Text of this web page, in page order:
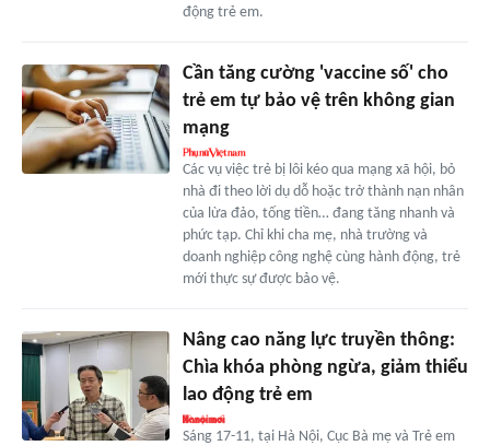
động trẻ em.
Cần tăng cường 'vaccine số' cho
trẻ em tự bảo vệ trên không gian
mạng
Các vụ việc trẻ bị lôi kéo qua mạng xã hội, bỏ
nhà đi theo lời dụ dỗ hoặc trở thành nạn nhân
của lừa đảo, tống tiền… đang tăng nhanh và
phức tạp. Chỉ khi cha mẹ, nhà trường và
doanh nghiệp công nghệ cùng hành động, trẻ
mới thực sự được bảo vệ.
Nâng cao năng lực truyền thông:
Chìa khóa phòng ngừa, giảm thiểu
lao động trẻ em
Sáng 17-11, tại Hà Nội, Cục Bà mẹ và Trẻ em